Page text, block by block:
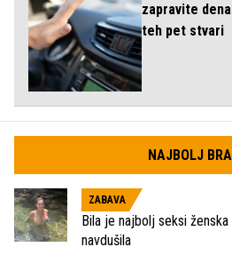
zapravite
teh pet stvari
NAJBOLJ
ZABAVA
Bila je najbolj seksi
navdušila